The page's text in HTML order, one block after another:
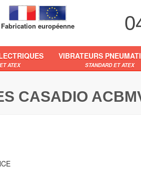
Fabrication européenne
ATEX
VIBRATEURS
STANDARD ET ATEX
CASADIO